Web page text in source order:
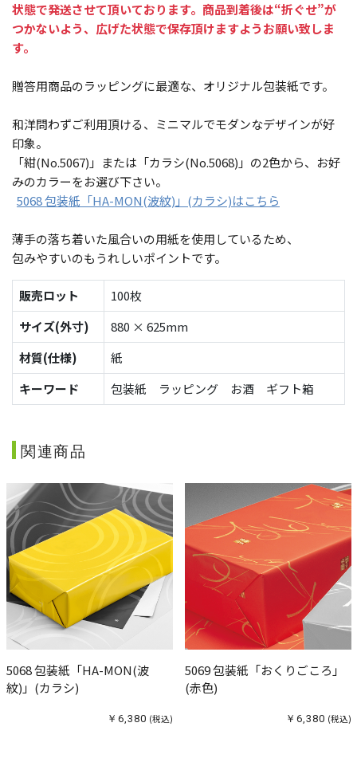
状態で発送させて頂いております。商品到着後は“折ぐせ”が
つかないよう、広げた状態で保存頂けますようお願い致しま
す。
贈答用商品のラッピングに最適な、オリジナル包装紙です。
和洋問わずご利用頂ける、ミニマルでモダンなデザインが好
印象。
「紺(No.5067)」または「カラシ(No.5068)」の2色から、お好
みのカラーをお選び下さい。
5068 包装紙「HA-MON(波紋)」(カラシ)はこちら
薄手の落ち着いた風合いの用紙を使用しているため、
包みやすいのもうれしいポイントです。
販売ロット
100枚
サイズ(外寸)
880 × 625mm
材質(仕様)
紙
キーワード
包装紙 ラッピング お酒 ギフト箱
関連商品
5068 包装紙「HA-MON(波
紋)」(カラシ)
￥6,380 (税込)
5069 包装紙「おくりごころ」
(赤色)
￥6,380 (税込)